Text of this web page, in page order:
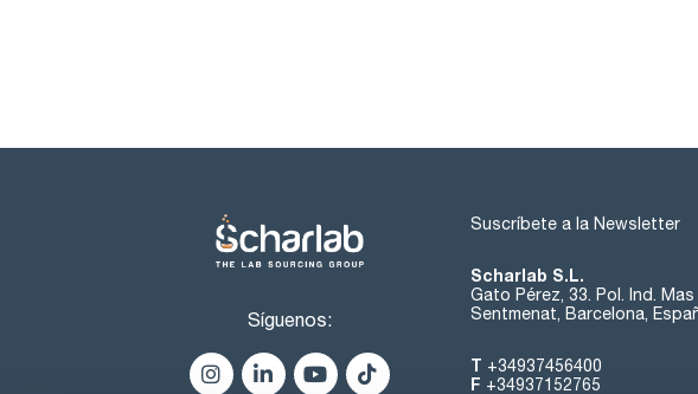
Síguenos:
Suscríbete a la Newsletter
Scharlab S.L.
Gato Pérez, 33. Pol. Ind. Mas
Sentmenat, Barcelona,
T +34937456400
F +34937152765